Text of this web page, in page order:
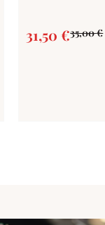
35,00€
31,50€